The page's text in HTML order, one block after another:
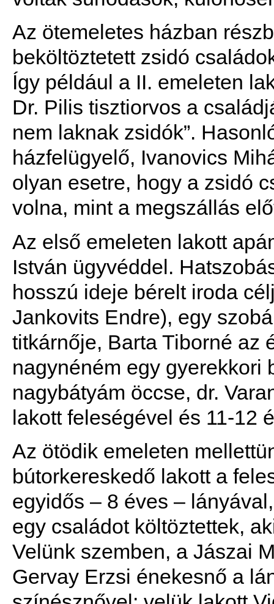
Az ötemeletes házban
beköltöztetett zsidó
Így például a II. emeleten
Dr. Pilis tisztiorvos a
nem laknak zsidók”.
házfelügyelő, Ivanovics
olyan esetre, hogy a zsidó
volna, mint a megszállás
Az első emeleten lakott
István ügyvéddel.
hosszú ideje bérelt iroda
Jankovits Endre), egy
titkárnője, Barta Tiborné az
nagynéném egy gyerekkori
nagybátyám öccse, dr.
lakott feleségével és 11-12
Az ötödik emeleten
bútorkereskedő lakott a
egyidős – 8 éves –
egy családot költöztettek,
Velünk szemben, a Jászai
Gervay Erzsi énekesnő a